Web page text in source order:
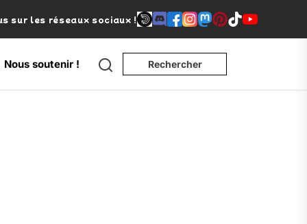
sur les réseaux sociaux !
Nous soutenir ! Search Rechercher